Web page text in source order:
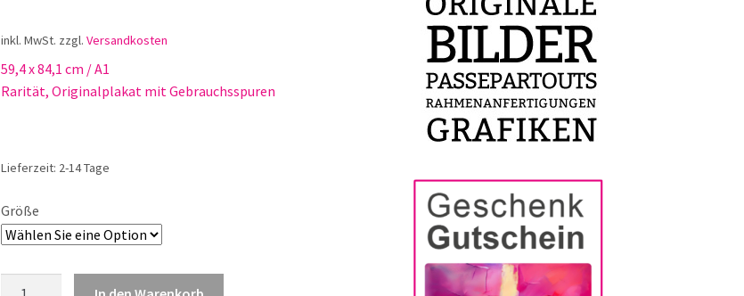
inkl. MwSt. zzgl.Versandkosten
59,4 x 84,1 cm / A1
Rarität, Originalplakat mit Gebrauchsspuren
Lieferzeit: 2-14 Tage
Größe